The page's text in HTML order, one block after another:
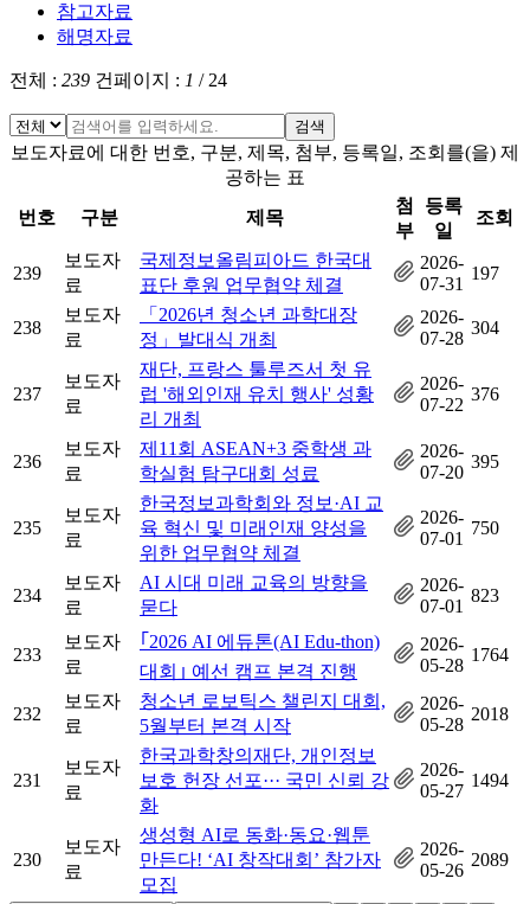
참고자료
해명자료
전체 : 239 건페이지 : 1 / 24
검색
보도자료에 대한 번호, 구분, 제목, 첨부, 등록일, 조회를(을) 제
공하는 표
번호
구분 제목
첨
부
등록
일
조회
239
보도자
료
국제정보올림피아드 한국대
표단 후원 업무협약 체결
2026-
07-31
197
238
보도자
료
「2026년 청소년 과학대장
정」발대식 개최
2026-
07-28
304
237
보도자
료
재단, 프랑스 툴루즈서 첫 유
럽 '해외인재 유치 행사' 성황
리 개최
2026-
07-22
376
236
보도자
료
제11회 ASEAN+3 중학생 과
학실험 탐구대회 성료
2026-
07-20
395
235
보도자
료
한국정보과학회와 정보·AI 교
육 혁신 및 미래인재 양성을
위한 업무협약 체결
2026-
07-01
750
234
보도자
료
AI 시대 미래 교육의 방향을
묻다
2026-
07-01
823
233
보도자
료
｢2026 AI 에듀톤(AI Edu-thon)
대회｣ 예선 캠프 본격 진행
2026-
05-28
1764
232
보도자
료
청소년 로보틱스 챌린지 대회,
5월부터 본격 시작
2026-
05-28
2018
231
보도자
료
한국과학창의재단, 개인정보
보호 헌장 선포··· 국민 신뢰 강
화
2026-
05-27
1494
230
보도자
료
생성형 AI로 동화·동요·웹툰
만든다! ‘AI 창작대회’ 참가자
모집
2026-
05-26
2089